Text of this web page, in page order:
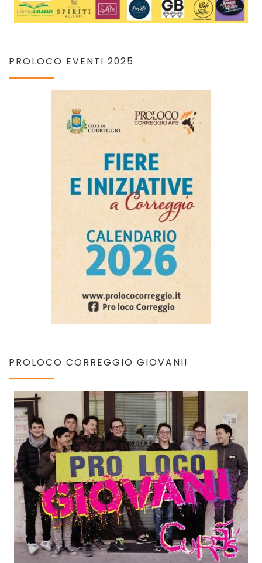
PROLOCO EVENTI 2025
PROLOCO CORREGGIO GIOVANI!